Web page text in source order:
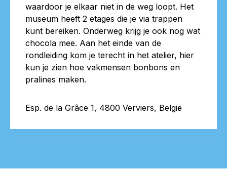
waardoor je elkaar niet in de weg loopt. Het
museum heeft 2 etages die je via trappen
kunt bereiken. Onderweg krijg je ook nog wat
chocola mee. Aan het einde van de
rondleiding kom je terecht in het atelier, hier
kun je zien hoe vakmensen bonbons en
pralines maken.
Esp. de la Grâce 1, 4800 Verviers, België